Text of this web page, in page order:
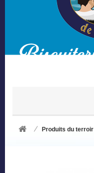
Produits du terroir